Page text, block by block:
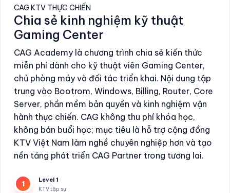
CAG KTV THỰC CHIẾN
Chia sẻ kinh nghiệm kỹ thuật
Gaming Center
CAG Academy là chương trình chia sẻ kiến thức
miễn phí dành cho kỹ thuật viên Gaming Center,
chủ phòng máy và đối tác triển khai. Nội dung tập
trung vào Bootrom, Windows, Billing, Router, Core
Server, phần mềm bản quyền và kinh nghiệm vận
hành thực chiến. CAG không thu phí khóa học,
không bán buổi học; mục tiêu là hỗ trợ cộng đồng
KTV Việt Nam làm nghề chuyên nghiệp hơn và tạo
nền tảng phát triển CAG Partner trong tương lai.
1
Level 1
KTV tập sự